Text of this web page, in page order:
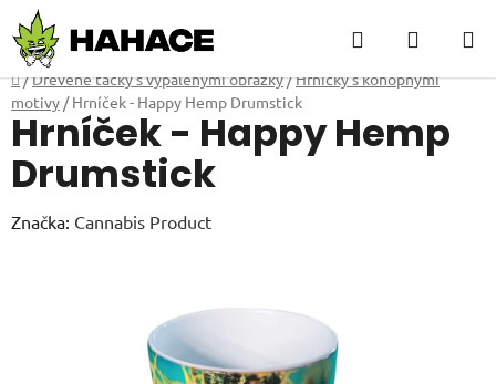
Přejít
na
obsah
Hledat
KOŠÍK
Domů
/Dřevěné tácky s vypálenými obrázky/Hrníčky s konopnými
motivy / Hrníček - Happy Hemp Drumstick
Hrníček - Happy Hemp
Drumstick
Značka: Cannabis Product